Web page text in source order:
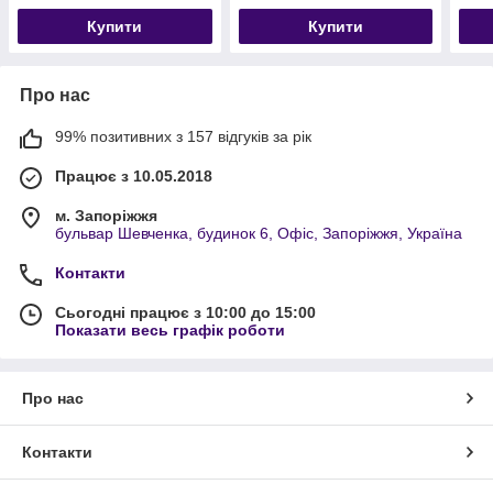
Купити Купити
Про нас
99% позитивних з 157 відгуків за рік
Працює з 10.05.2018
м. Запоріжжя
бульвар Шевченка, будинок 6, Офіс, Запоріжжя, Україна
Контакти
Сьогодні працює з 10:00 до 15:00
Показати весь графік роботи
Про нас
Контакти